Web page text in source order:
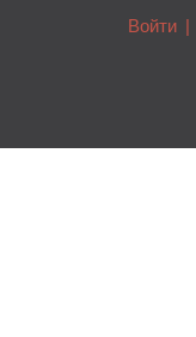
Войти